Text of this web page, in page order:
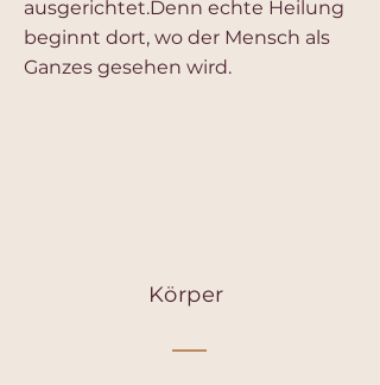
ausgerichtet.Denn echte Heilung
beginnt dort, wo der Mensch als
Ganzes gesehen wird.
Körper